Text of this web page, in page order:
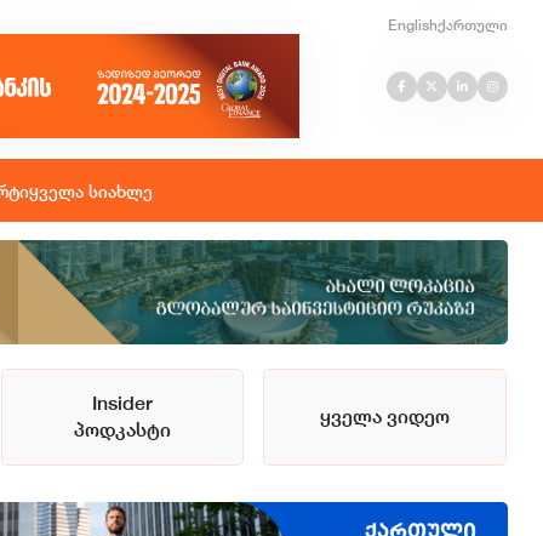
Englishქართული
ყველა სიახლე
Insider
პოდკასტი
ყველა ვიდეო